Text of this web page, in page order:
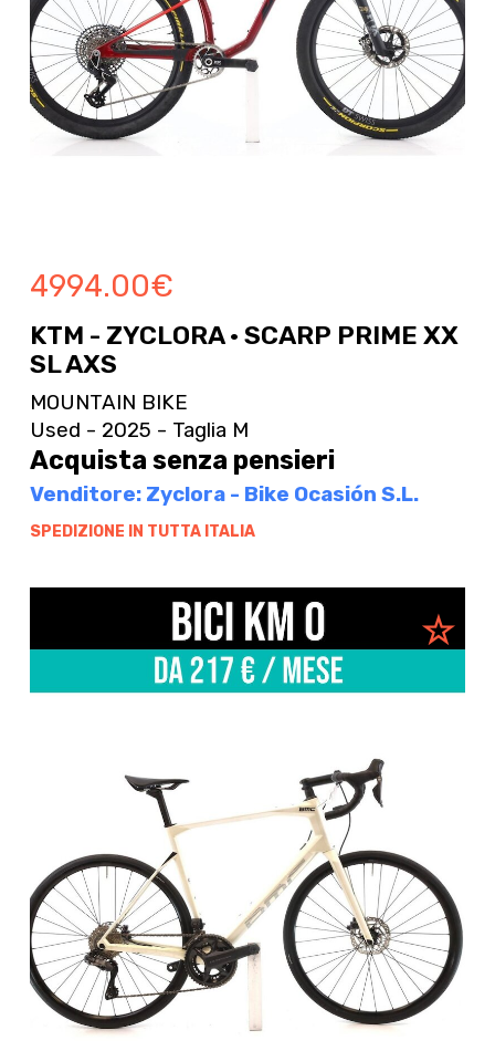
4994.00€
KTM - ZYCLORA · SCARP PRIME XX
SL AXS
MOUNTAIN BIKE
Used - 2025 - Taglia M
Acquista senza pensieri
Venditore: Zyclora - Bike Ocasión S.L.
SPEDIZIONE IN TUTTA ITALIA